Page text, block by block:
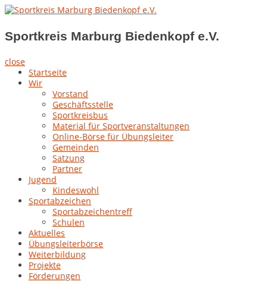
Skip
content
Sportkreis Marburg Biedenkopf e.V.
Sportkreis Marburg Biedenkopf e.V.
close
Startseite
Wir
Vorstand
Geschäftsstelle
Sportkreisbus
Material für Sportveranstaltungen
Online-Börse für Übungsleiter
Gemeinden
Satzung
Partner
Jugend
Kindeswohl
Sportabzeichen
Sportabzeichentreff
Schulen
Aktuelles
Übungsleiterbörse
Weiterbildung
Projekte
Förderungen